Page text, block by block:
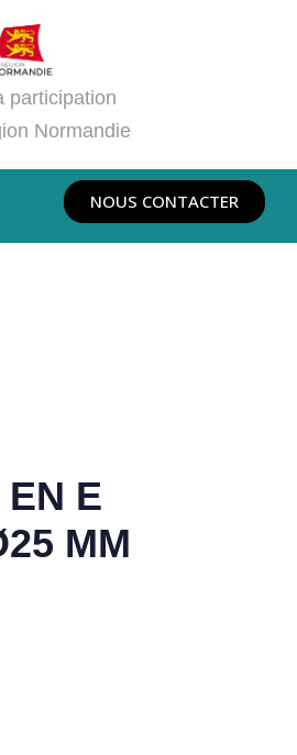
participation
Normandie
NOUS CONTACTER
E
MM